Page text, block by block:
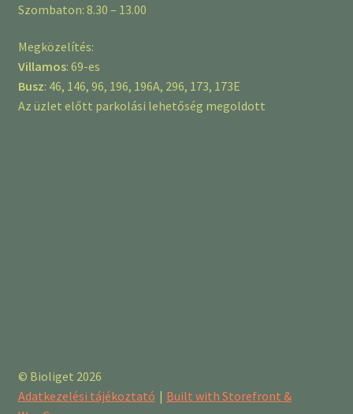
Szombaton: 8.30 – 13.00
Megközelítés:
Villamos: 69-es
Busz: 46, 146, 96, 196, 196A, 296, 173, 173E
Az üzlet előtt parkolási lehetőség megoldott
© Bioliget 2026
Adatkezelési tájékoztató
Built with Storefront &